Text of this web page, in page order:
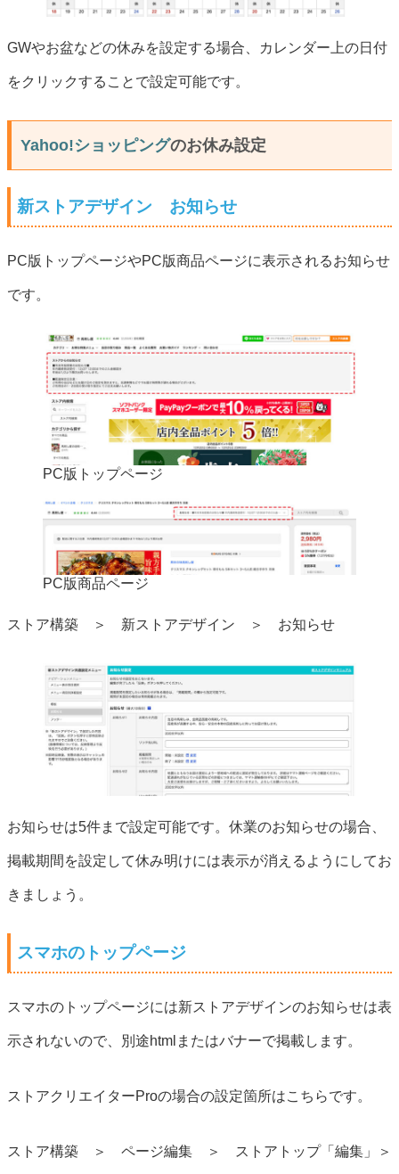
GWやお盆などの休みを設定する場合、カレンダー上の日付
をクリックすることで設定可能です。
Yahoo!ショッピングのお休み設定
新ストアデザイン お知らせ
PC版トップページやPC版商品ページに表示されるお知らせ
です。
PC版トップページ
PC版商品ページ
ストア構築 ＞ 新ストアデザイン ＞ お知らせ
お知らせは5件まで設定可能です。休業のお知らせの場合、
掲載期間を設定して休み明けには表示が消えるようにしてお
きましょう。
スマホのトップページ
スマホのトップページには新ストアデザインのお知らせは表
示されないので、別途htmlまたはバナーで掲載します。
ストアクリエイターProの場合の設定箇所はこちらです。
ストア構築 ＞ ページ編集 ＞ ストアトップ「編集」＞